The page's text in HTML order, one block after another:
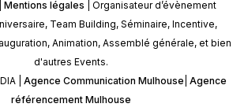
Mentions légales | Organisateur d’évènement
Team Building, Séminaire, Incentive,
Animation, Assemblé générale, et bien
d'autres Events.
| Agence Communication Mulhouse Agence
référencement Mulhouse